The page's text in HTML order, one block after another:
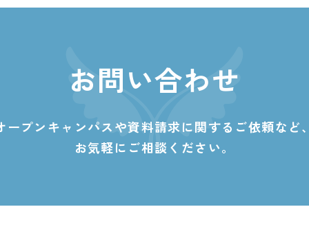
お問い合わせ
ープンキャンパスや資料請求に関する ご依頼など
お気軽にご相談ください。